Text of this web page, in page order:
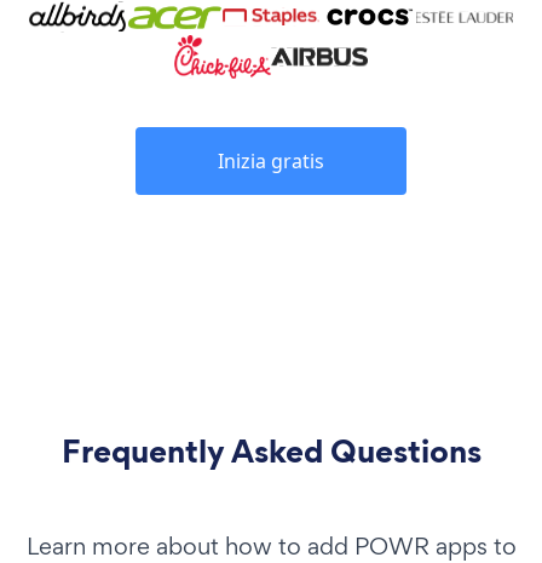
Inizia gratis
Frequently Asked Questions
Learn more about how to add POWR apps to